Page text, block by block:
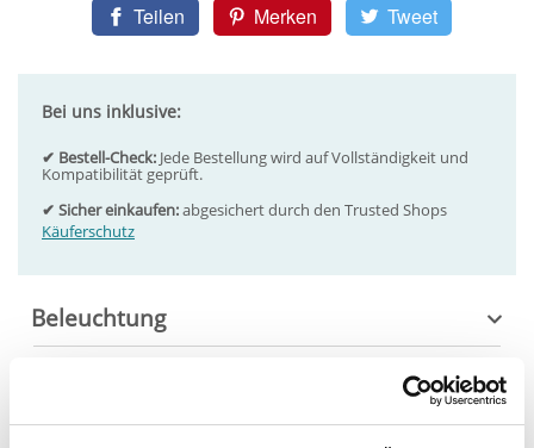
Beleuchtung
Extras
Teilen Merken Tweet
Bei uns inklusive:
✔ Bestell-Check: Jede Bestellung wird auf Vollständigkeit und
Kompatibilität geprüft.
✔ Sicher einkaufen:abgesichert durch den Trusted Shops
Käuferschutz